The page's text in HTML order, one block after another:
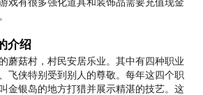
戏有很多强化道具和装饰品需要充值现金
介绍
蘑菇村，村民安居乐业。其中有四种职业
飞侠特别受到别人的尊敬。每年这四个职
金银岛的地方打猎并展示精湛的技艺。这